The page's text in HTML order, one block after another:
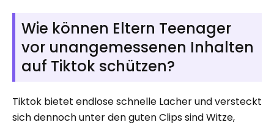
Wie können Eltern Teenager
vor unangemessenen Inhalten
auf Tiktok schützen?
Tiktok bietet endlose schnelle Lacher und versteckt
sich dennoch unter den guten Clips sind Witze,